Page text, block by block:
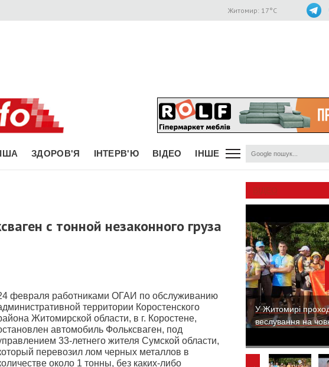
Житомир: 17°C
ЗДОРОВ'Я ІНТЕРВ'Ю ВІДЕО ІНШЕ
с тонной незаконного груза
февраля работниками ОГАИ по обслуживанию
территории Коростенского
Житомирской области, в г. Коростене,
автомобиль Фольксваген, под
33-летнего жителя Сумской области,
перевозил лом черных металлов в
около 1 тонны, без каких-либо
ВІДЕО
У Житомирі
веслування на